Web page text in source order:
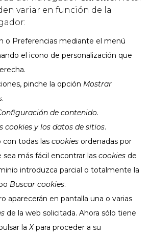
variar en función de la
o Preferencias mediante el menú
el icono de personalización que
pinche la opción Mostrar
.
de contenido.
cookies y los datos de sitios.
con todas las cookies ordenadas por
sea más fácil encontrar las cookies de
introduzca parcial o totalmente la
Buscar cookies.
aparecerán en pantalla una o varias
de la web solicitada. Ahora sólo tiene
laXpara proceder a su